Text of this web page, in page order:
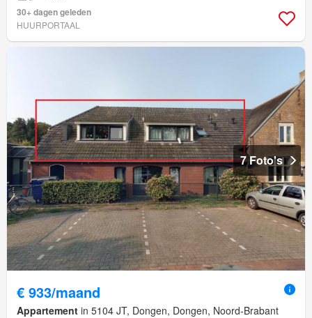
30+ dagen geleden
HUURPORTAAL
7 Foto's
€ 933/maand
Appartement in 5104 JT, Dongen, Dongen, Noord-Brabant